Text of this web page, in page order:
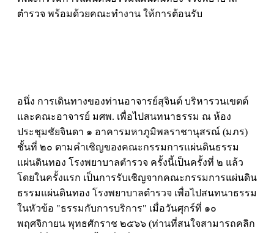
ตำรวจ พร้อมด้วยคณะทำงาน ให้การต้อนรับ
อนึ่ง การเดินทางของท่านอาจารย์สุจินต์ บริหารวนเขตต์
และคณะอาจารย์ มศพ. เพื่อไปสนทนาธรรม ณ ห้อง
ประชุมชัยจินดา ๑ อาคารมหาภูมิพลราชานุสรณ์ (มภร)
ชั้นที่ ๒๐ ตามคำเชิญของคณะกรรมการแผ่นดินธรรม
แผ่นดินทอง โรงพยาบาลตำรวจ ครั้งนี้เป็นครั้งที่ ๒ แล้ว
โดยในครั้งแรก เป็นการรับเชิญจากคณะกรรมการแผ่นดิน
ธรรมแผ่นดินทอง โรงพยาบาลตำรวจ เพื่อไปสนทนาธรรม
ในหัวข้อ "ธรรมกับการบริการ" เมื่อวันศุกร์ที่ ๑๐
พฤศจิกายน พุทธศักราช ๒๕๖๖ (ท่านที่สนใจสามารถคลิก